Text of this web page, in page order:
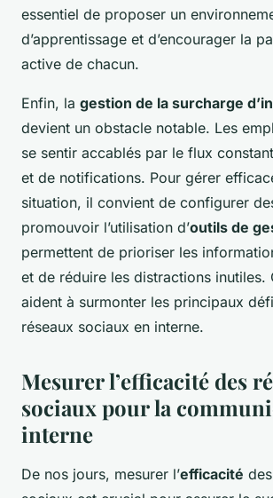
essentiel de proposer un
d’apprentissage et d’encourager la
active de chacun.
Enfin, la gestion de la surcharge
devient un obstacle notable. Les
se sentir accablés par le flux
et de notifications. Pour gérer
situation, il convient de configurer
promouvoir l’utilisation d’outils de
permettent de prioriser les
et de réduire les distractions inutiles.
aident à surmonter les principaux
réseaux sociaux en interne.
Mesurer l’efficacité des
sociaux pour la
interne
De nos jours, mesurer l’efficacité